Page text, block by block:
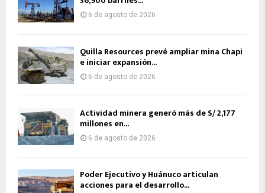
6 de agosto de 2026
Quilla Resources prevé ampliar mina Chapi
e iniciar expansión...
6 de agosto de 2026
Actividad minera generó más de S/ 2,177
millones en...
6 de agosto de 2026
Poder Ejecutivo y Huánuco articulan
acciones para el desarrollo...